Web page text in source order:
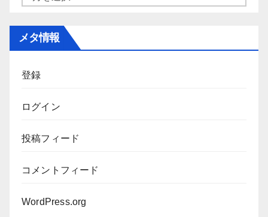
メタ情報
登録
ログイン
投稿フィード
コメントフィード
WordPress.org